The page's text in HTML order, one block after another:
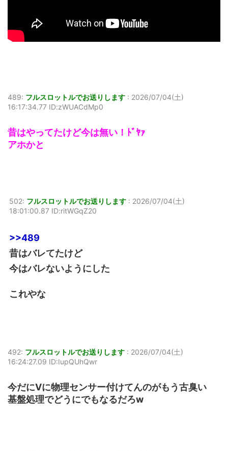
489: フルスロットルでお送りします : 2026/07/04(土)
16:17:34.77 ID:zWUACdMp0
昔はやってたけど今は無い！ﾄﾞﾔｧ
アホかと
502: フルスロットルでお送りします : 2026/07/04(土)
18:01:00.87 ID:ritWGqZ20
>>489
昔はバレてたけど
今はバレないようにした
これやな
492: フルスロットルでお送りします : 2026/07/04(土)
16:24:27.09 ID:IupQUhQwr
今だにVに物理センサー付けてんのがもう古臭い
基盤処理でどうにでもなるだろw